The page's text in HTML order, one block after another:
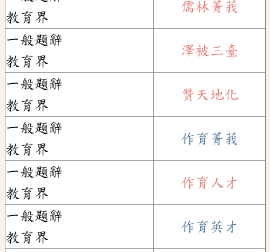
教育界
儒林菁莪
一般題辭
教育界
澤被三臺
一般題辭
教育界
贊天地化
一般題辭
教育界
作育菁莪
一般題辭
教育界
作育人才
一般題辭
教育界
作育英才